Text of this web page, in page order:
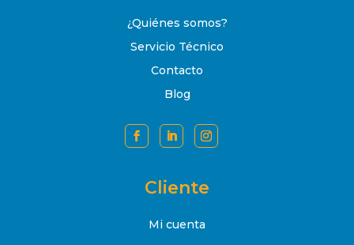
¿Quiénes somos?
Servicio Técnico
Contacto
Blog
Cliente
Mi cuenta